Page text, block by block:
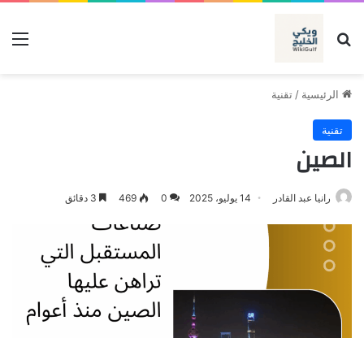
بحث عن
الرئيسية / تقنية
تقنية
الصين
رانيا عبد القادر 14 يوليو، 2025 0
469